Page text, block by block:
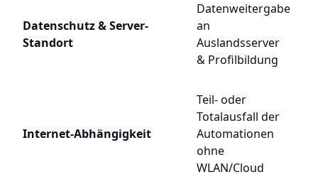
Datenschutz & Server-
Standort
Datenweitergabe
an
Auslandsserver
& Profilbildung
Internet-Abhängigkeit
Teil- oder
Totalausfall der
Automationen
ohne
WLAN/Cloud